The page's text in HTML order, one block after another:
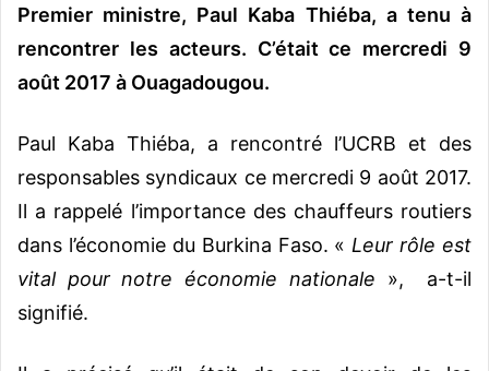
e
l
Premier ministre, Paul Kaba Thiéba, a tenu à
rencontrer les acteurs. C’était ce mercredi 9
août 2017 à Ouagadougou.
Paul Kaba Thiéba, a rencontré l’UCRB et des
responsables syndicaux ce mercredi 9 août 2017.
Il a rappelé l’importance des chauffeurs routiers
dans l’économie du Burkina Faso. « Leur rôle est
vital pour notre économie nationale », a-t-il
signifié.